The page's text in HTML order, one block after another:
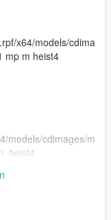
x64/models/cdima
mp m heist4
models/cdimages/m